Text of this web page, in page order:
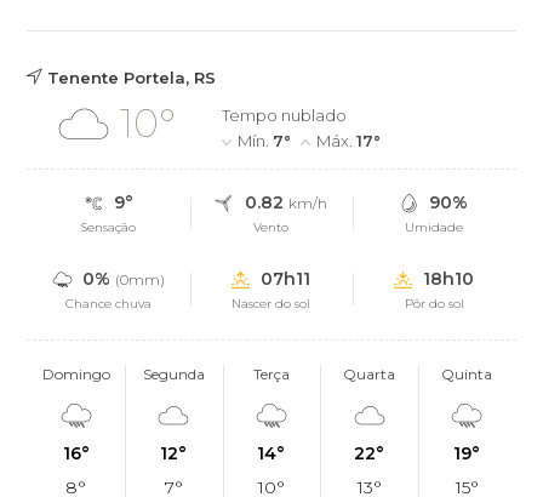
Tenente Portela, RS
10°
Tempo nublado
Mín. 7° Máx.17°
9°
Sensação
0.82 km/h
Vento
90%
Umidade
0% (0mm)
Chance chuva
07h11
Nascer do sol
18h10
Pôr do sol
Domingo
16°
8°
Segunda
12°
7°
Terça
14°
10°
Quarta
22°
13°
Quinta
19°
15°